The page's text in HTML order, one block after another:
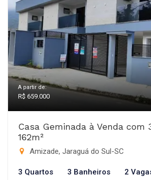
A partir de:
R$ 659.000
Casa Geminada à Venda com
162m²
Amizade, Jaraguá do Sul-SC
3 Quartos 3 Banheiros 2